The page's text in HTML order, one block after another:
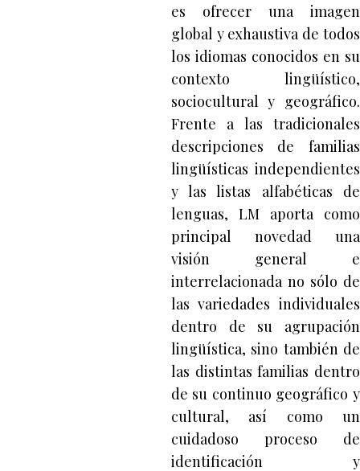
es ofrecer una imagen
global y exhaustiva de todos
los idiomas conocidos en su
contexto lingüístico,
sociocultural y geográfico.
Frente a las tradicionales
descripciones de familias
lingüísticas independientes
y las listas alfabéticas de
lenguas, LM aporta como
principal novedad una
visión general e
interrelacionada no sólo de
las variedades individuales
dentro de su agrupación
lingüística, sino también de
las distintas familias dentro
de su continuo geográfico y
cultural, así como un
cuidadoso proceso de
identificación y